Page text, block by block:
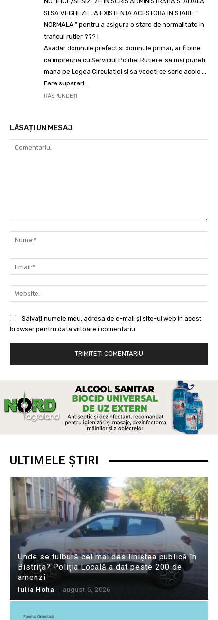
SI SA VEGHEZE LA EXISTENTA ACESTORA IN STARE ”
NORMALA ” pentru a asigura o stare de normalitate in
traficul rutier ??? !
Asadar domnule prefect si domnule primar, ar fi bine
ca impreuna cu Serviciul Politiei Rutiere, sa mai puneti
mana pe Legea Circulatiei si sa vedeti ce scrie acolo …
Fara suparari…
RĂSPUNDEȚI
LĂSAȚI UN MESAJ
Salvați numele meu, adresa de e-mail și site-ul web în acest
browser pentru data viitoare i comentariu.
ULTIMELE ȘTIRI
Unde se tulbură cel mai des liniștea publică în
Bistrița? Poliția Locală a dat peste 200 de
amenzi
Iulia Hoha - august 6, 2026